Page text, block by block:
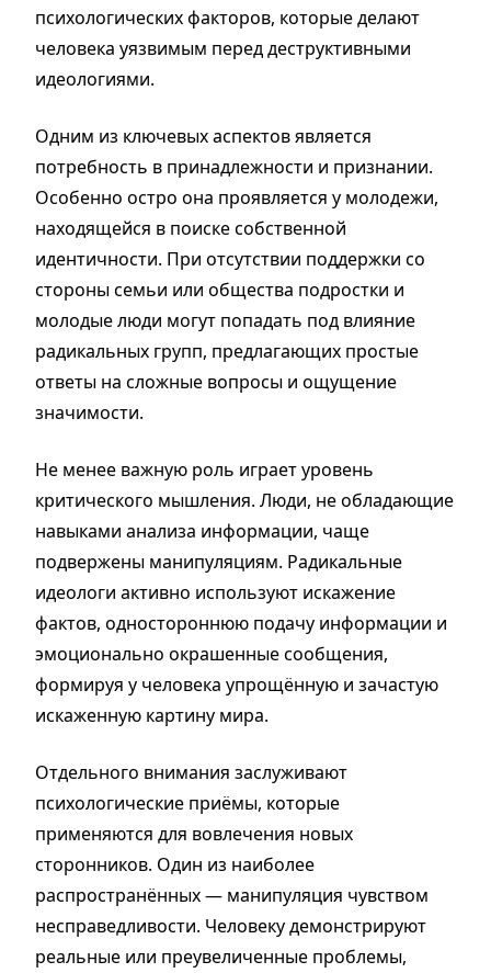
психологических факторов, которые делают
человека уязвимым перед деструктивными
идеологиями.
Одним из ключевых аспектов является
потребность в принадлежности и признании.
Особенно остро она проявляется у молодежи,
находящейся в поиске собственной
идентичности. При отсутствии поддержки со
стороны семьи или общества подростки и
молодые люди могут попадать под влияние
радикальных групп, предлагающих простые
ответы на сложные вопросы и ощущение
значимости.
Не менее важную роль играет уровень
критического мышления. Люди, не обладающие
навыками анализа информации, чаще
подвержены манипуляциям. Радикальные
идеологи активно используют искажение
фактов, одностороннюю подачу информации и
эмоционально окрашенные сообщения,
формируя у человека упрощённую и зачастую
искаженную картину мира.
Отдельного внимания заслуживают
психологические приёмы, которые
применяются для вовлечения новых
сторонников. Один из наиболее
распространённых — манипуляция чувством
несправедливости. Человеку демонстрируют
реальные или преувеличенные проблемы,